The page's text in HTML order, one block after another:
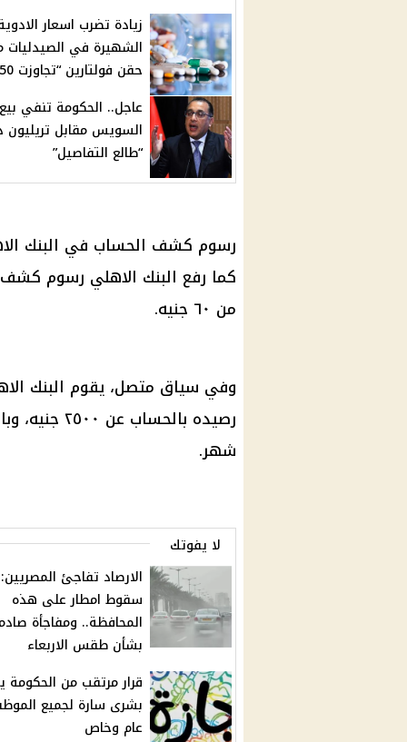
زيادة تضرب اسعار
الشهيرة في الصيدليات
حقن فولتارين “تجاوزت 50%”
عاجل.. الحكومة تنفي
السويس مقابل تريليون
“طالع التفاصيل”
رسوم كشف الحساب في البنك
كما رفع البنك الاهلي رسوم
من ٦٠ جنيه.
وفي سياق متصل، يقوم البنك
رصيده بالحساب عن ٢٥٠٠ جنيه، وبالتالي تقدر
شهر.
لا يفوتك
الارصاد تفاجئ المصريين:
سقوط امطار على هذه
المحافظة.. ومفاجأة
بشأن طقس الاربعاء
قرار مرتقب من الحكومة
بشرى سارة لجميع
عام وخاص